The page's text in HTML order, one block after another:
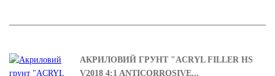
АКРИЛОВИЙ ГРУНТ "ACRYL FILLER HS
V2018 4:1 ANTICORROSIVE...